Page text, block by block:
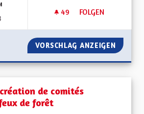
49 49 FOLLOWER
FOLGEN
L'ALSACE À LA
VORSCHLAG ANZEIGEN
de comités
de forêt